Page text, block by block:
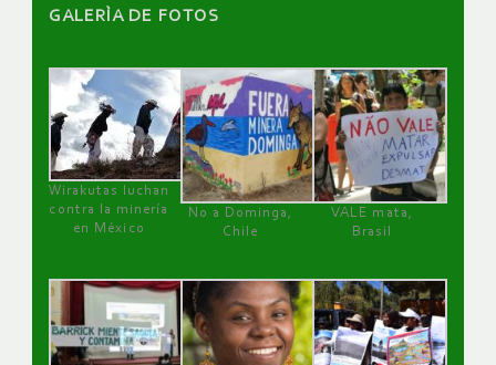
GALERÌA DE FOTOS
Wirakutas luchan
contra la minería
en México
No a Dominga,
Chile
VALE mata,
Brasil